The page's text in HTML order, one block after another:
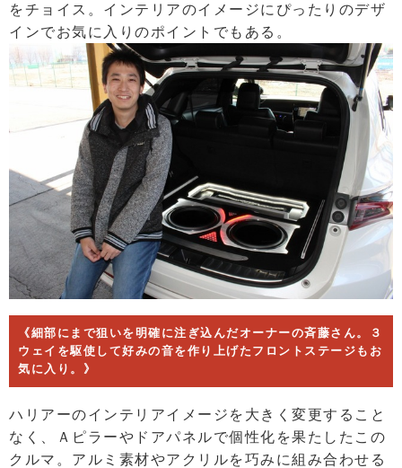
をチョイス。インテリアのイメージにぴったりのデザ
インでお気に入りのポイントでもある。
《細部にまで狙いを明確に注ぎ込んだオーナーの斉藤さん。３
ウェイを駆使して好みの音を作り上げたフロントステージもお
気に入り。》
ハリアーのインテリアイメージを大きく変更すること
なく、Ａピラーやドアパネルで個性化を果たしたこの
クルマ。アルミ素材やアクリルを巧みに組み合わせる